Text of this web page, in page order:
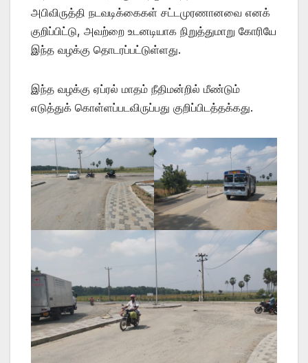
அபிவிருத்தி நடவடிக்கைகள் சட்டமுரணானவை எனக்
குறிப்பிட்டு, அவற்றை உடனடியாக நிறுத்துமாறு கோரியே
இந்த வழக்கு தொடரப்பட்டுள்ளது.
இந்த வழக்கு ஏப்ரல் மாதம் நீதிமன்றில் மீண்டும்
எடுத்துக் கொள்ளப்படவிருப்பது குறிப்பிடத்தக்கது.